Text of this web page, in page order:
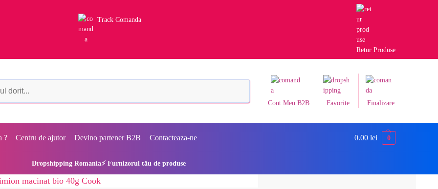
Track Comanda
Retur Produse
Cont Meu B2B Favorite Finalizare
? Centru de ajutor Devino partener B2B Contacteaza-ne 0.00 lei 0
Dropshipping Romania⚡ Furnizorul tău de produse